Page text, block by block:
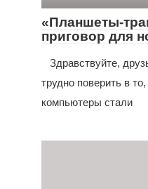
«Планшеты-
приговор для
Здравствуйте,
трудно поверить в
компьютеры стали